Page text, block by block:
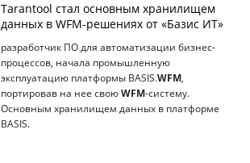
Tarantool стал основным хранилищем
данных в WFM-решениях от «Базис ИТ»
разработчик ПО для автоматизации бизнес-
процессов, начала промышленную
эксплуатацию платформы BASIS.WFM,
портировав на нее свою WFM-систему.
Основным хранилищем данных в платформе
BASIS.